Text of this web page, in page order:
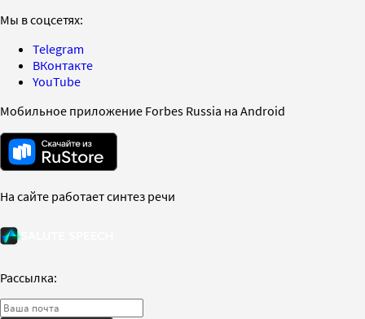
Мы в соцсетях:
Telegram
ВКонтакте
YouTube
Мобильное приложение Forbes Russia на Android
На сайте работает синтез речи
Рассылка: